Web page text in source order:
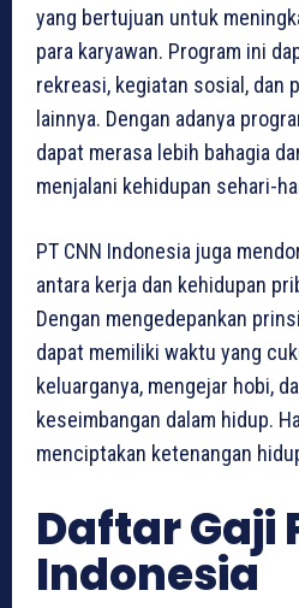
yang bertujuan untuk
para karyawan. Program ini
rekreasi, kegiatan sosial, dan
lainnya. Dengan adanya
dapat merasa lebih bahagia
menjalani kehidupan sehari-
PT CNN Indonesia juga
antara kerja dan kehidupan
Dengan mengedepankan
dapat memiliki waktu yang
keluarganya, mengejar hobi,
keseimbangan dalam hidup.
menciptakan ketenangan
Daftar Gaji
Indonesia